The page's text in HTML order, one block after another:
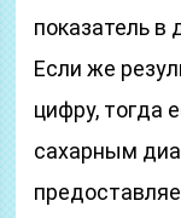
показатель в
Если же
цифру, тогда
сахарным